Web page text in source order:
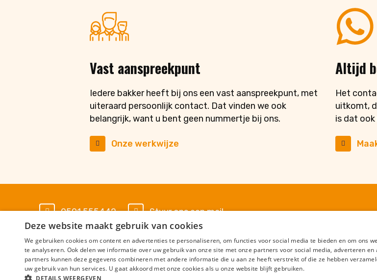
Vast aanspreekpunt
Iedere bakker heeft bij ons een vast aanspreekpunt, met
uiteraard persoonlijk contact. Dat vinden we ook
belangrijk, want u bent geen nummertje bij ons.
Onze werkwijze
Altijd
Het
uitkomt,
is dat
0591 555442 Stuur ons een mail
Algemene voorwaarden Privacy Statement Cookies Disclaimer
Ervaringen
> Uitbetaalkalender
> Ziekte verzuim protocol
Deze website maakt gebruik van cookies
We gebruiken cookies om content en advertenties te personaliseren, om functies voor social media te bieden en om ons
te analyseren. Ook delen we informatie over uw gebruik van onze site met onze partners voor social media, adverteren en
partners kunnen deze gegevens combineren met andere informatie die u aan ze heeft verstrekt of die ze hebben
uw gebruik van hun services. U gaat akkoord met onze cookies als u onze website blijft gebruiken.
DETAILS WEERGEVEN